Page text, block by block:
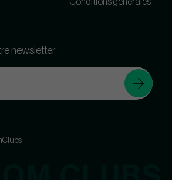
Conditions générales
newsletter